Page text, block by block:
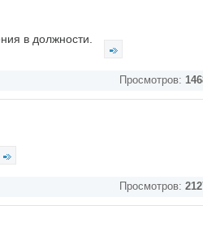
в должности.
Просмотров:
Просмотров: